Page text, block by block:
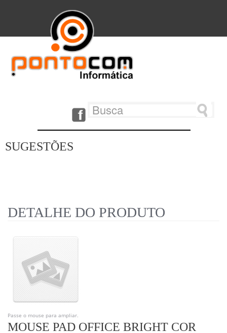
SUGESTÕES
DETALHE DO PRODUTO
Passe o mouse para ampliar.
MOUSE PAD OFFICE BRIGHT COR